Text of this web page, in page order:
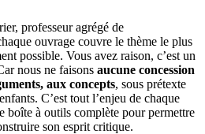
professeur agrégé de
ouvrage couvre le thème le plus
possible. Vous avez raison, c’est un
nous ne faisons aucune concession
aux concepts, sous prétexte
C’est tout l’enjeu de chaque
à outils complète pour permettre
son esprit critique.